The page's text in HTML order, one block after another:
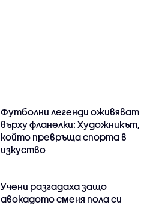
Футболни легенди оживяват
върху фланелки: Художникът,
който превръща спорта в
изкуство
Учени разгадаха защо
авокадото сменя пола си